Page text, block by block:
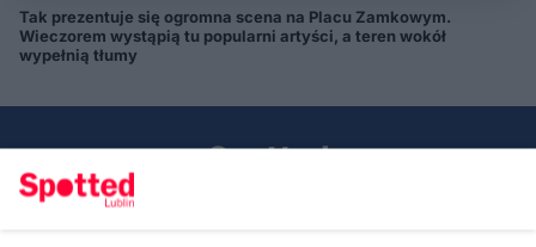
Tak prezentuje się ogromna scena na Placu Zamkowym.
Wieczorem wystąpią tu popularni artyści, a teren wokół
wypełnią tłumy